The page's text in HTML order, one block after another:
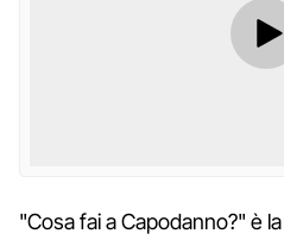
"Cosa fai a Capodanno?" è